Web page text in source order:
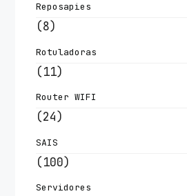
Reposapies
(8)
Rotuladoras
(11)
Router WIFI
(24)
SAIS
(100)
Servidores